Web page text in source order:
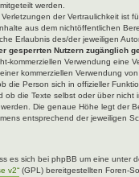
werden.
der Vertraulichkeit ist
aus dem nichtöffentlichen
Erlaubnis des/der jeweiligen
gesperrten Nutzern zugänglich
kommerziellen Verwendung eine
kommerziellen Verwendung
die Person sich in offizieller
ob die Texte selbst oder über nicht
Die genaue Höhe legt der
entsprechend der jeweiligen
es sich bei phpBB um eine unter
v2“ (GPL) bereitgestellten Foren-